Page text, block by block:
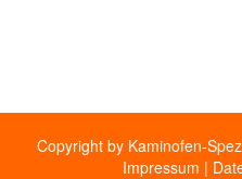
Copyright by Kaminofen-
Impressum |